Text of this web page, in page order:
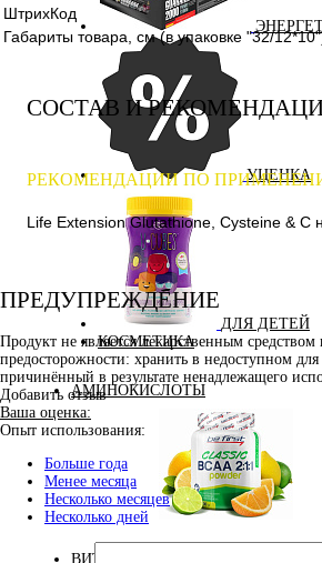
УЦЕНКА
ДЛЯ ДЕТЕЙ
КОСМЕТИКА
АМИНОКИСЛОТЫ
ВИТАМИНЫ И МИНЕРАЛЫ
ШтрихКод
Габариты товара, см (в упаковке "32/
СОСТАВ И
РЕКОМЕНДАЦИИ ПО
Life Extension Glutathione, Cysteine & C
ПРЕДУПРЕЖДЕНИЕ
Продукт не является лекарственным
предосторожности: хранить в недоступном
причинённый в результате ненадлежащего
Добавить отзыв
Ваша оценка:
Опыт использования:
Больше года
Менее месяца
Несколько месяцев
Несколько дней